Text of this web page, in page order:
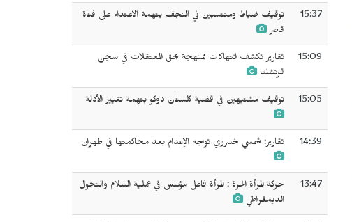
15:37
توقيف ضباط ومنتسبين في النجف بتهمة الاعتداء على فتاة
قاصر
15:09
تقارير تكشف انتهاكات ممنهجة بحق المعتقلات في سجن
قرتشك
15:05 توقيف مشتبهين في قضية كلستان دوكو بتهمة تغيير الأدلة
14:39 تقارير: شمسي خسروي تواجه الإعدام بعد محاكمتها في طهران
13:47
حركة المرأة الحرة : المرأة فاعل مؤسس في عملية السلام والتحول
الديمقراطي